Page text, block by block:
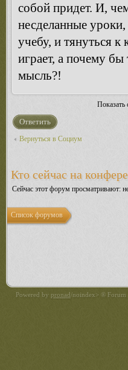
собой придет. И,
несделанные
учебу, и тянуться
играет, а почему бы
мысль?!
Показать
Ответить
Вернуться в Социум
Кто сейчас на
Сейчас этот форум просматривают:
Список форумов
Powered by pronad/noindex> ® Forum